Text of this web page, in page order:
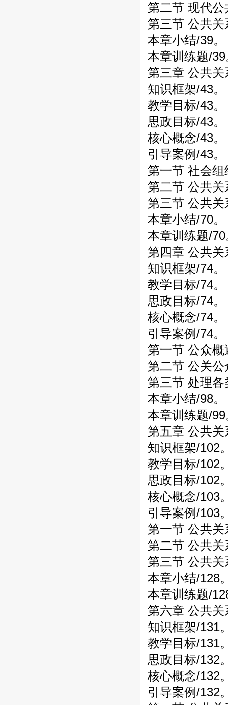
第二节 现代
第三节 公共
本章小结/39。
本章训练题/
第三章 公共
知识框架/43。
教学目标/43。
思政目标/43。
核心概念/43。
引导案例/43。
第一节 社会组
第二节 公共
第三节 公共
本章小结/70。
本章训练题/
第四章 公共
知识框架/74。
教学目标/74。
思政目标/74。
核心概念/74。
引导案例/74。
第一节 公众概
第二节 公关
第三节 处理
本章小结/98。
本章训练题/
第五章 公共
知识框架/102
教学目标/102
思政目标/102
核心概念/103
引导案例/103
第一节 公共
第二节 公共
第三节 公共
本章小结/128
本章训练题/
第六章 公共
知识框架/131
教学目标/131
思政目标/132
核心概念/132
引导案例/132